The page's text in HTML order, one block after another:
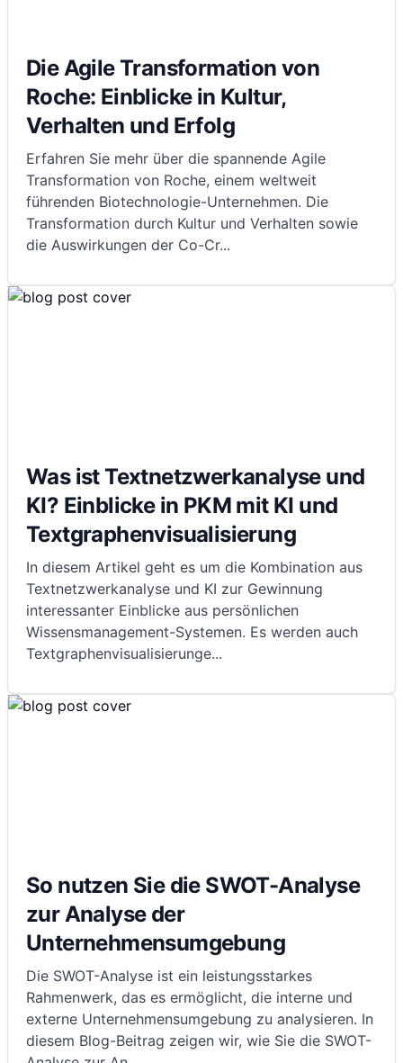
Die Agile Transformation von
Roche: Einblicke in Kultur,
Verhalten und Erfolg
Erfahren Sie mehr über die spannende Agile
Transformation von Roche, einem weltweit
führenden Biotechnologie-Unternehmen. Die
Transformation durch Kultur und Verhalten sowie
die Auswirkungen der Co-Cr...
Was ist Textnetzwerkanalyse und
KI? Einblicke in PKM mit KI und
Textgraphenvisualisierung
In diesem Artikel geht es um die Kombination aus
Textnetzwerkanalyse und KI zur Gewinnung
interessanter Einblicke aus persönlichen
Wissensmanagement-Systemen. Es werden auch
Textgraphenvisualisierunge...
So nutzen Sie die SWOT-Analyse
zur Analyse der
Unternehmensumgebung
Die SWOT-Analyse ist ein leistungsstarkes
Rahmenwerk, das es ermöglicht, die interne und
externe Unternehmensumgebung zu analysieren. In
diesem Blog-Beitrag zeigen wir, wie Sie die SWOT-